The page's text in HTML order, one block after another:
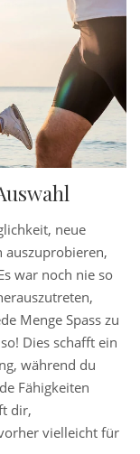
neue
auszuprobieren,
war noch nie so
Menge Spass zu
Dies schafft ein
während du
Fähigkeiten
dir,
vielleicht für